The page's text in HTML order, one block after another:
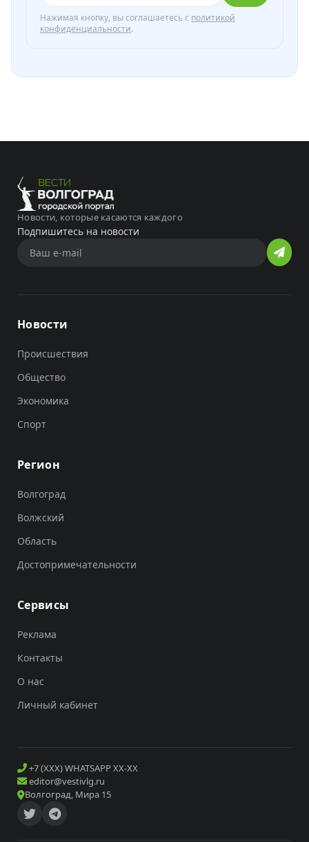
Нажимая кнопку, вы соглашаетесь с политикой
конфиденциальности.
Новости, которые касаются каждого
Подпишитесь на новости
Новости
Происшествия
Общество
Экономика
Спорт
Регион
Волгоград
Волжский
Область
Достопримечательности
Сервисы
Реклама
Контакты
О нас
Личный кабинет
+7 (XXX) WHATSAPP XX-XX
editor@vestivlg.ru
Волгоград, Мира 15